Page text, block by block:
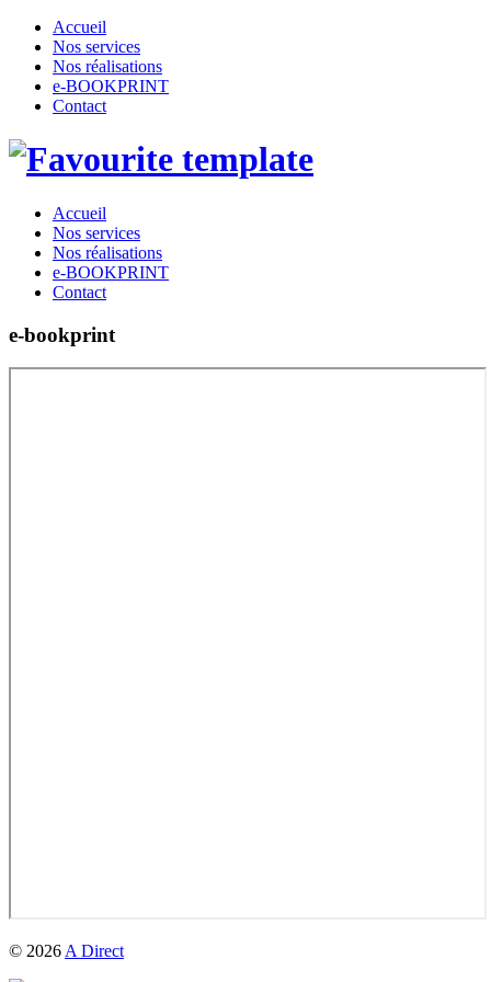
Accueil
Nos services
Nos réalisations
e-BOOKPRINT
Contact
Accueil
Nos services
Nos réalisations
e-BOOKPRINT
Contact
e-bookprint
© 2026 A Direct